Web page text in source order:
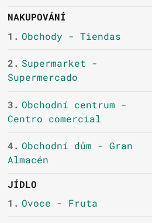
NAKUPOVÁNÍ
1. Obchody - Tiendas
2. Supermarket -
Supermercado
3. Obchodní centrum -
Centro comercial
4. Obchodní dům - Gran
Almacén
JÍDLO
1. Ovoce - Fruta